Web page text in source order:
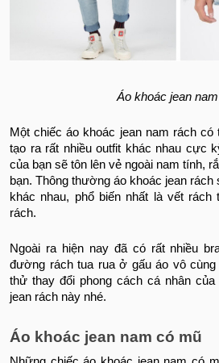
Áo khoác jean
Một chiếc áo khoác jean nam rách có
tạo ra rất nhiều outfit khác nhau cực
của bạn sẽ tôn lên vẻ ngoài nam tính,
bạn. Thông thường áo khoác jean rách
khác nhau, phổ biến nhất là vết
rách.
Ngoài ra hiện nay đã có rất nhiều
đường rách tua rua ở gấu áo vô
thử thay đổi phong cách cá nhân
jean rách này nhé.
Áo khoác jean nam có mũ